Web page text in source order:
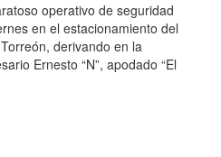
operativo de seguridad
en el estacionamiento del
derivando en la
Ernesto “N”, apodado “El